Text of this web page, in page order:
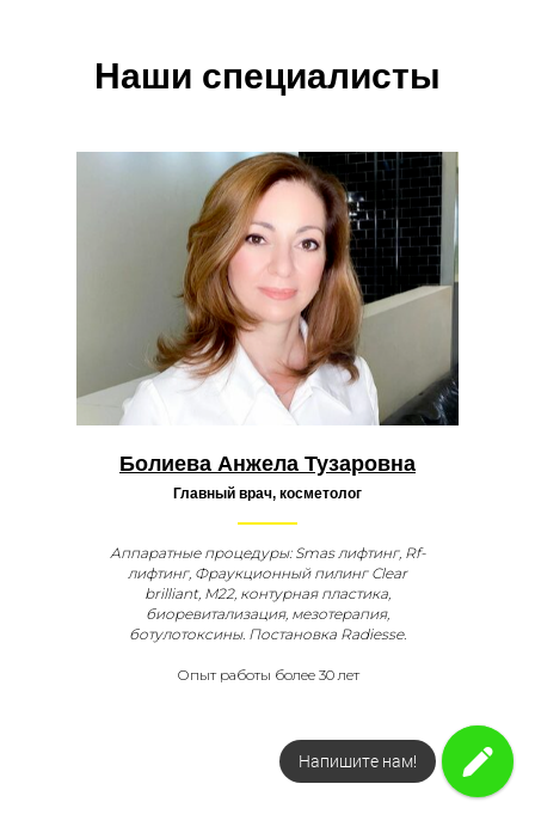
Наши специалисты
Болиева Анжела Тузаровна
Главный врач, косметолог
Аппаратные процедуры: Smas лифтинг, Rf-
лифтинг, Фраукционный пилинг Clear
brilliant, M22, контурная пластика,
биоревитализация, мезотерапия,
ботулотоксины. Постановка Radiesse.
Опыт работы более 30 лет
Закажите звонок
Напишите нам!